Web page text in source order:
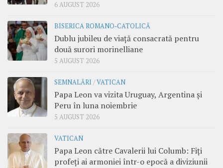
6 AUGUST 2026
BISERICA ROMANO-CATOLICĂ
Dublu jubileu de viață consacrată pentru
două surori morinelliane
5 AUGUST 2026
SEMNALĂRI /VATICAN
Papa Leon va vizita Uruguay, Argentina și
Peru în luna noiembrie
5 AUGUST 2026
VATICAN
Papa Leon către Cavalerii lui Columb: Fiți
profeți ai armoniei într-o epocă a diviziunii